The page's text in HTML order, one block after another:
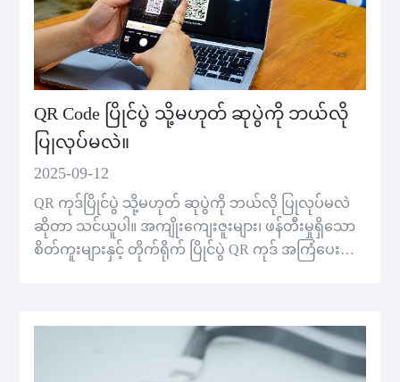
QR Code ပြိုင်ပွဲ သို့မဟုတ် ဆုပွဲကို ဘယ်လို
ပြုလုပ်မလဲ။
2025-09-12
QR ကုဒ်ပြိုင်ပွဲ သို့မဟုတ် ဆုပွဲကို ဘယ်လို ပြုလုပ်မလဲ
ဆိုတာ သင်ယူပါ။ အကျိုးကျေးဇူးများ၊ ဖန်တီးမှုရှိသော
စိတ်ကူးများနှင့် တိုက်ရိုက် ပြိုင်ပွဲ QR ကုဒ် အကြံပေးချ